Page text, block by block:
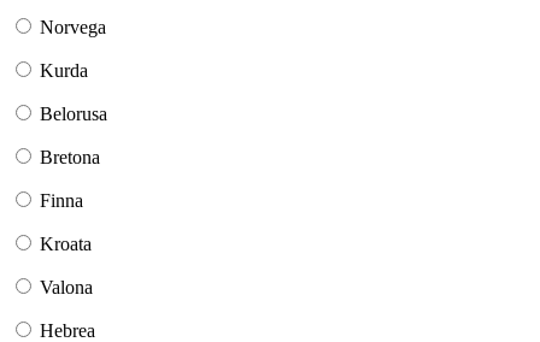
Norvega
Kurda
Belorusa
Bretona
Finna
Kroata
Valona
Hebrea